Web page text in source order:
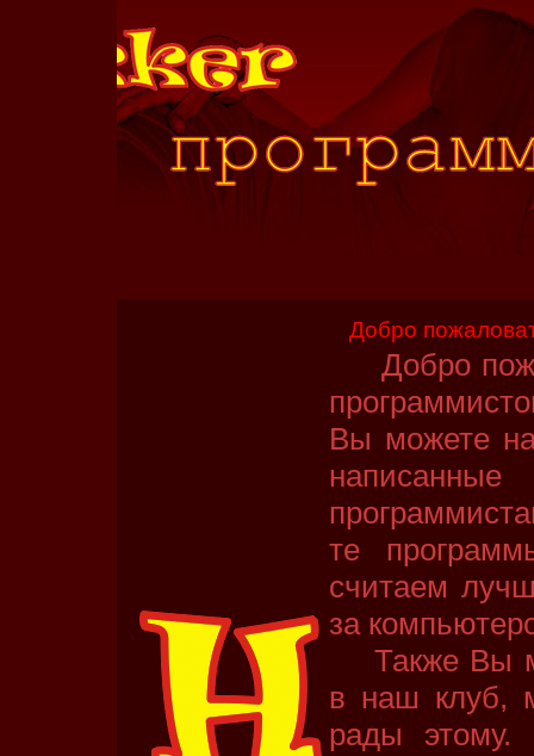
Добро
Добро
Вы можете
те
считаем
за
Также Вы
в наш клуб,
рады